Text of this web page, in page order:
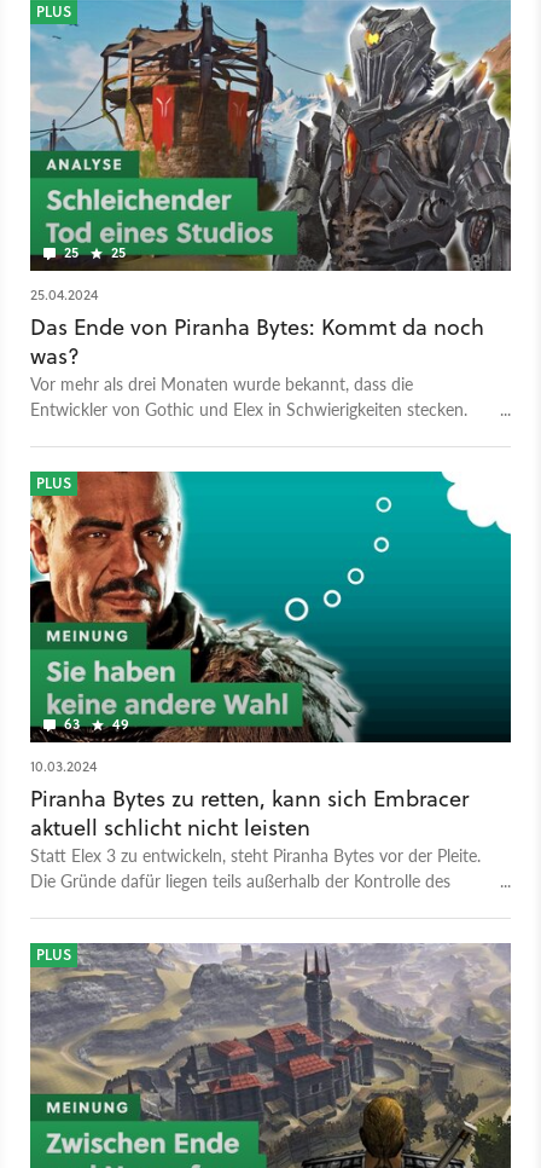
25 25
PLUS
25.04.2024
Das Ende von Piranha Bytes: Kommt da noch
was?
Vor mehr als drei Monaten wurde bekannt, dass die
Entwickler von Gothic und Elex in Schwierigkeiten stecken.
63 49
PLUS
10.03.2024
Piranha Bytes zu retten, kann sich Embracer
aktuell schlicht nicht leisten
Statt Elex 3 zu entwickeln, steht Piranha Bytes vor der Pleite.
Die Gründe dafür liegen teils außerhalb der Kontrolle des
PLUS